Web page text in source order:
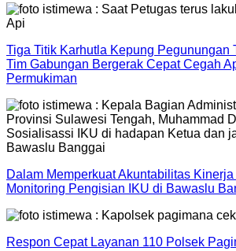
Tiga Titik Karhutla Kepung Pegunungan
Tim Gabungan Bergerak Cepat Cegah
Permukiman
Dalam Memperkuat Akuntabilitas
Monitoring Pengisian IKU di Bawaslu
Respon Cepat Layanan 110 Polsek